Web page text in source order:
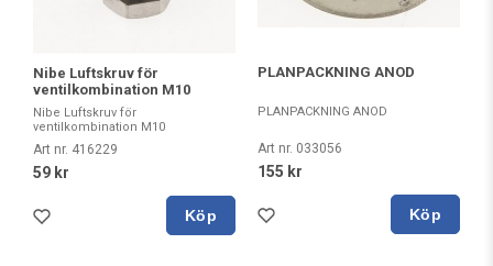
Nibe Luftskruv för
ventilkombination M10
Nibe Luftskruv för
ventilkombination M10
Art nr. 416229
59 kr
Köp
PLANPACKNING ANOD
PLANPACKNING ANOD
Art nr. 033056
155 kr
Köp